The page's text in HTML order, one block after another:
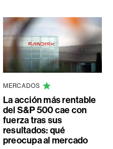
MERCADOS
La acción más rentable
del S&P 500 cae con
fuerza tras sus
resultados: qué
preocupa al mercado